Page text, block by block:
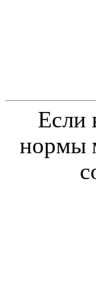
Если
нормы